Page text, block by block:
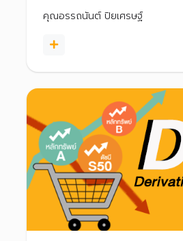
คุณอรรถนันต์ ปิยเศรษฐ์